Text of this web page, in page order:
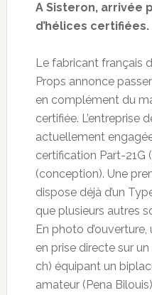
A Sisteron, arrivée
d’hélices certifiées.
Le fabricant français
Props annonce
en complément du
certifiée. L’entreprise
actuellement
certification Part-21G
(conception). Une
dispose déjà d’un
que plusieurs autres
En photo
en prise directe sur
ch) équipant un
amateur (Pena